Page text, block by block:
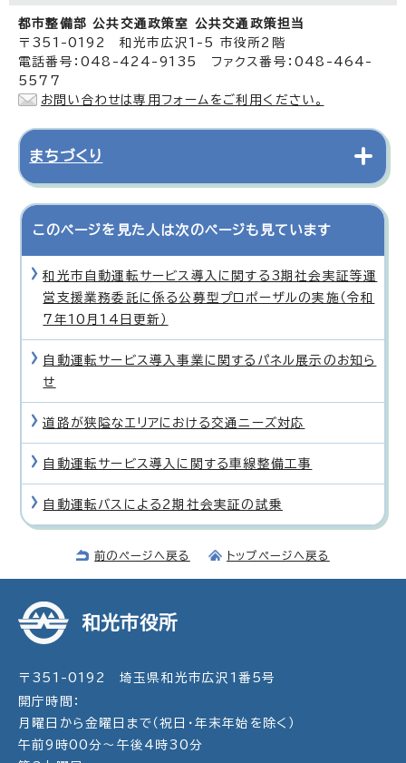
都市整備部 公共交通政策室 公共交通政策担当
〒351-0192 和光市広沢1-5 市役所2階
電話番号：048-424-9135 ファクス番号：048-464-
5577
お問い合わせは専用フォームをご利用ください。
まちづくり
このページを見た人は次のページも見ています
和光市自動運転サービス導入に関する3期社会実証等運
営支援業務委託に係る公募型プロポーザルの実施（令和
7年10月14日更新）
自動運転サービス導入事業に関するパネル展示のお知ら
せ
道路が狭隘なエリアにおける交通ニーズ対応
自動運転サービス導入に関する車線整備工事
自動運転バスによる2期社会実証の試乗
前のページへ戻る トップページへ戻る
和光市役所
〒351-0192 埼玉県和光市広沢1番5号
開庁時間：
月曜日から金曜日まで（祝日・年末年始を除く）
午前9時00分～午後4時30分